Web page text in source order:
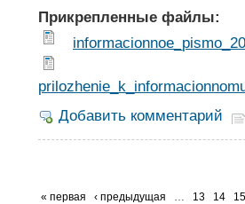
Прикрепленные файлы:
Добавить комментарий
« первая ‹ предыдущая 13 14 15